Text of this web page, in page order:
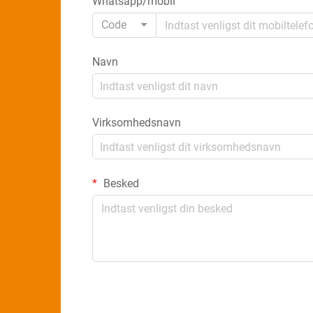
Code
Navn
Virksomhedsnavn
Besked